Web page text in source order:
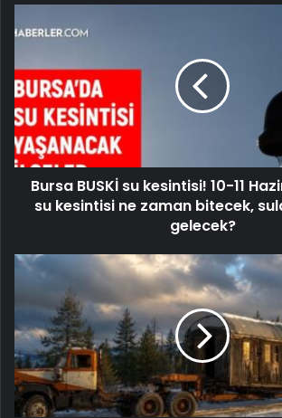
Bursa BUSKİ su kesintisi! 10-11
su kesintisi ne zaman bitecek,
gelecek?